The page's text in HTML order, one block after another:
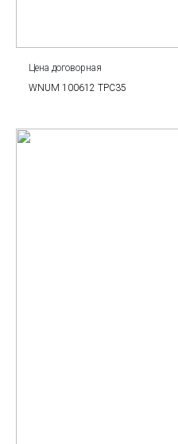
Цена договорная
WNUM 100612 TPC35